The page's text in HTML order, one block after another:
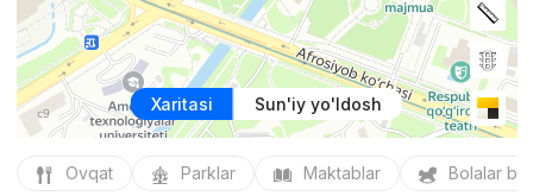
Xaritasi Sun'iy yo'ldosh
Ovqat Parklar Maktablar Bolalar